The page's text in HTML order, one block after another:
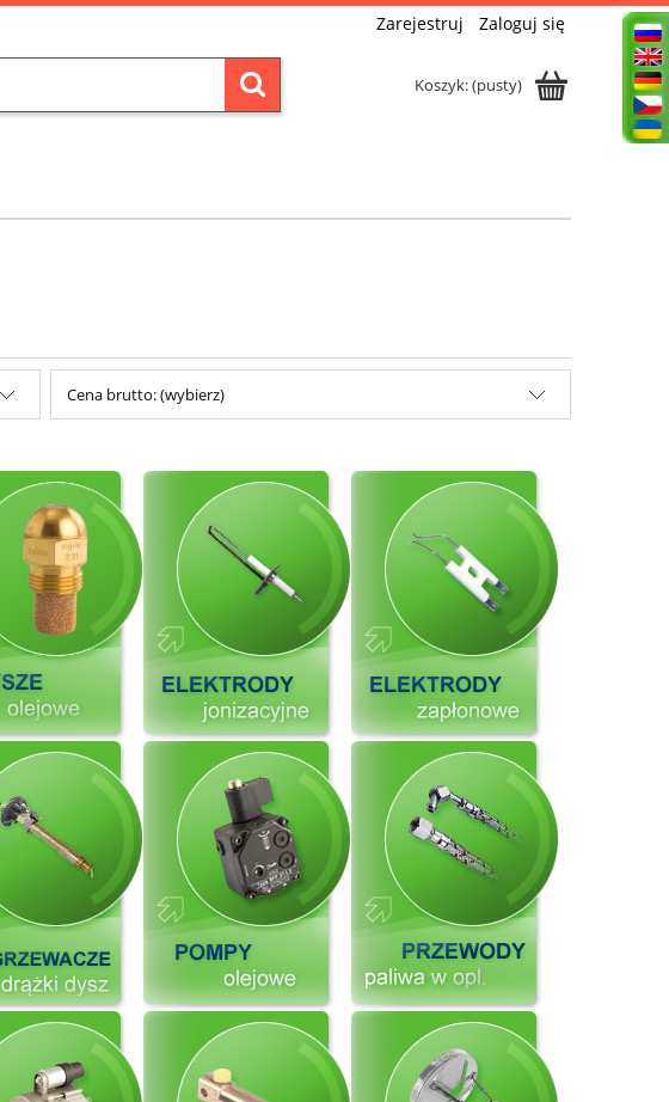
Zarejestruj Zaloguj się
Koszyk:(pusty)
Cena brutto: (wybierz)